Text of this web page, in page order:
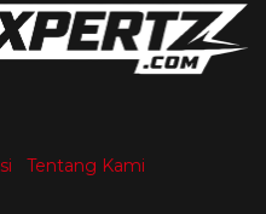
Tentang Kami